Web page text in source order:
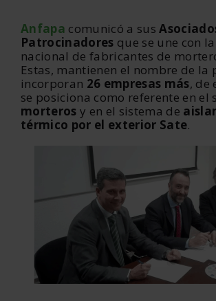
Anfapa comunicó a sus
Patrocinadores que se une con
nacional de fabricantes de
Estas, mantienen el nombre de la
incorporan 26 empresas más, de
se posiciona como referente en el
morteros y en el sistema de
térmico por el exterior Sate.